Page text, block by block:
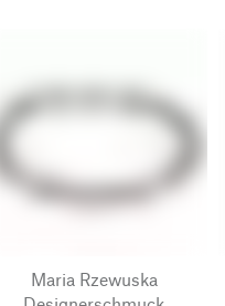
Maria Rzewuska